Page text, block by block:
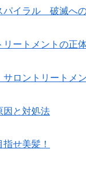
イラル 破滅へ
リートメントの正
ロントリートメ
因と対処法
せ美髪！